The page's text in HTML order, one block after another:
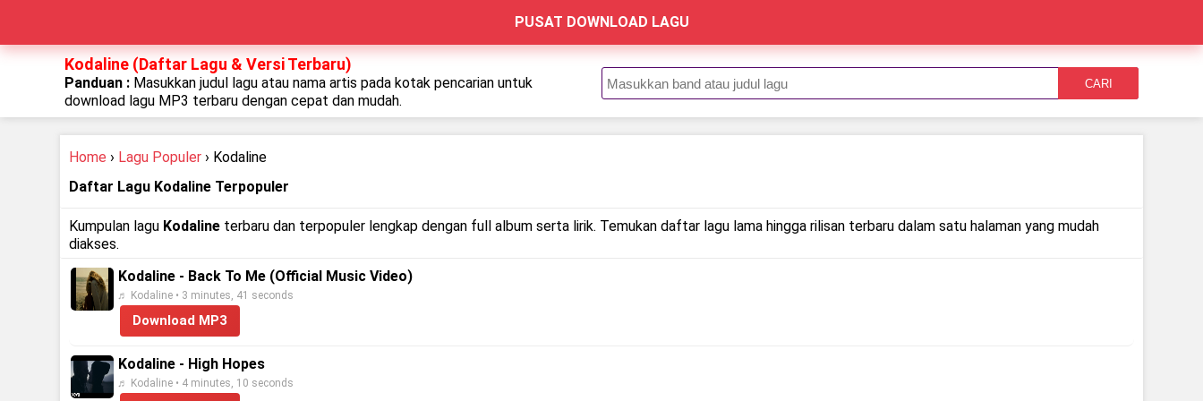
PUSAT DOWNLOAD LAGU
Kodaline (Daftar Lagu & Versi Terbaru)
Panduan : Masukkan judul lagu atau nama artis pada kotak pencarian untuk
download lagu MP3 terbaru dengan cepat dan mudah.
CARI
Home › Lagu Populer › Kodaline
Daftar Lagu Kodaline Terpopuler
Kumpulan lagu Kodaline terbaru dan terpopuler lengkap dengan full album serta lirik. Temukan daftar lagu lama hingga rilisan terbaru dalam satu halaman yang mudah
diakses.
Kodaline - Back To Me (Official Music Video)
♬ Kodaline • 3 minutes, 41 seconds
Download MP3
Kodaline - High Hopes
♬ Kodaline • 4 minutes, 10 seconds